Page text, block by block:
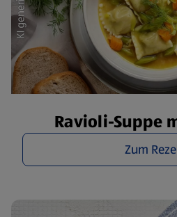
Ravioli-Suppe
Zum